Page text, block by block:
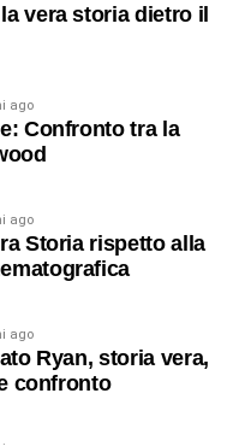
vera storia dietro il
ago
Confronto tra la
ago
Storia rispetto alla
ago
Ryan, storia vera,
confronto